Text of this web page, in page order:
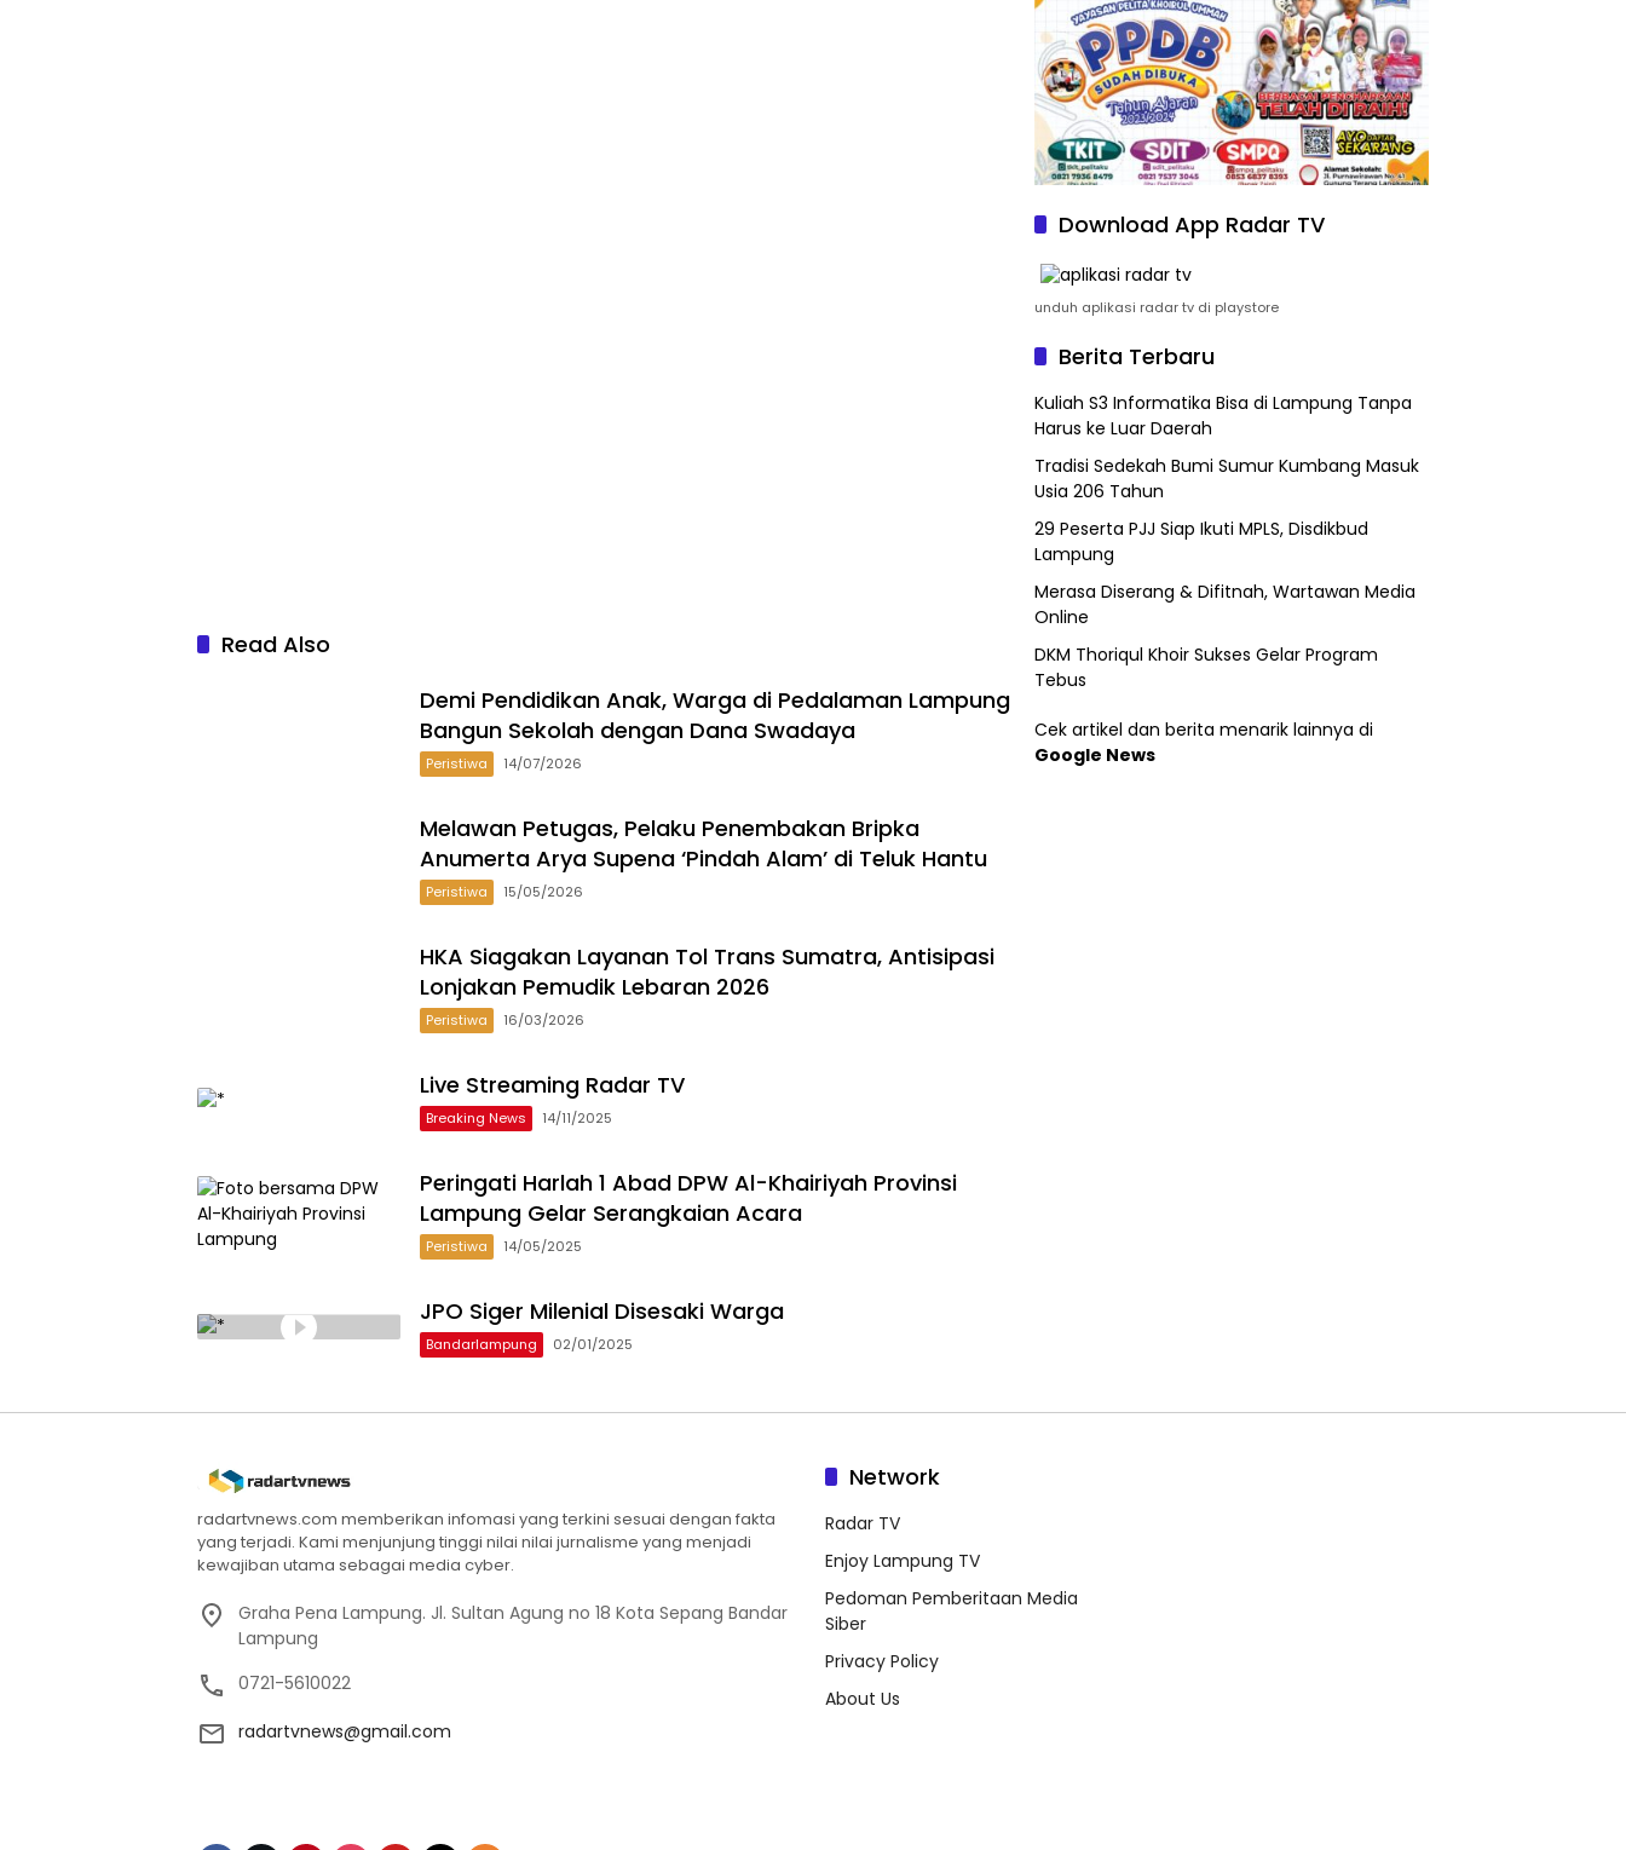
Read Also
Demi Pendidikan Anak, Warga di Pedalaman Lampung
Bangun Sekolah dengan Dana Swadaya
Peristiwa 14/07/2026
Melawan Petugas, Pelaku Penembakan Bripka
Anumerta Arya Supena ‘Pindah Alam’ di Teluk Hantu
Peristiwa 15/05/2026
HKA Siagakan Layanan Tol Trans Sumatra, Antisipasi
Lonjakan Pemudik Lebaran 2026
Peristiwa 16/03/2026
Live Streaming Radar TV
Breaking News 14/11/2025
Peringati Harlah 1 Abad DPW Al-Khairiyah Provinsi
Lampung Gelar Serangkaian Acara
Peristiwa 14/05/2025
JPO Siger Milenial Disesaki Warga
Bandarlampung 02/01/2025
Download App Radar TV
unduh aplikasi radar tv di playstore
Berita Terbaru
Kuliah S3 Informatika Bisa di Lampung Tanpa
Harus ke Luar Daerah
Tradisi Sedekah Bumi Sumur Kumbang Masuk
Usia 206 Tahun
29 Peserta PJJ Siap Ikuti MPLS, Disdikbud
Lampung
Merasa Diserang & Difitnah, Wartawan Media
Online
DKM Thoriqul Khoir Sukses Gelar Program
Tebus
Cek artikel dan berita menarik lainnya di
Google News
radartvnews.com memberikan infomasi yang terkini sesuai dengan fakta
yang terjadi. Kami menjunjung tinggi nilai nilai jurnalisme yang menjadi
kewajiban utama sebagai media cyber.
Graha Pena Lampung. Jl. Sultan Agung no 18 Kota Sepang Bandar
Lampung
0721-5610022
radartvnews@gmail.com
Network
Radar TV
Enjoy Lampung TV
Pedoman Pemberitaan Media
Siber
Privacy Policy
About Us